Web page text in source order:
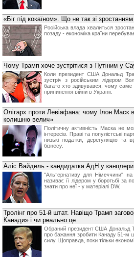
«Біг під кокаїном». Що не так зі
Російська влада хвалиться
позаду - економіка країни
Чому Трамп хоче зустрітися з Путіним у
Коли президент США Дональд
зустріч з російським лідером
багато хто здивувався, чому
припинення війни в Україні.
Олігарх проти Левіафана: чому Ілон Маск
колишню велич»
Політичну активність Маска не
інтересів. Праві та популістські
низькі податки, дерегуляцію та
бізнесу.
Аліс Вайдель - кандидатка АдН у
"Альтернативу для Німеччини"
називає її лідером у боротьбі
знати про неї - у матеріалі DW.
Тролінг про 51-й штат. Навіщо Трамп
Канади» і чи реально це
Обраний президент США Дональд
про бажання зробити Канаду 51-м
силу. Щоправда, поки тільки